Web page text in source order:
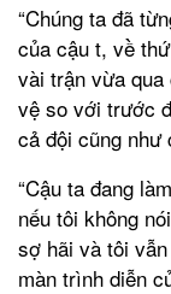
“Chúng ta đã
của cậu t, về
vài trận vừa
vệ so với trước
cả đội cũng như
“Cậu ta đang
nếu tôi không
sợ hãi và tôi
màn trình diễn